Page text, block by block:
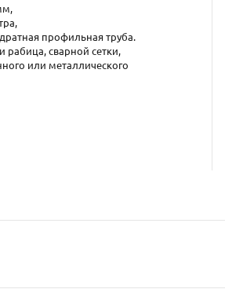
профильная труба.
рабица, сварной сетки,
или металлического